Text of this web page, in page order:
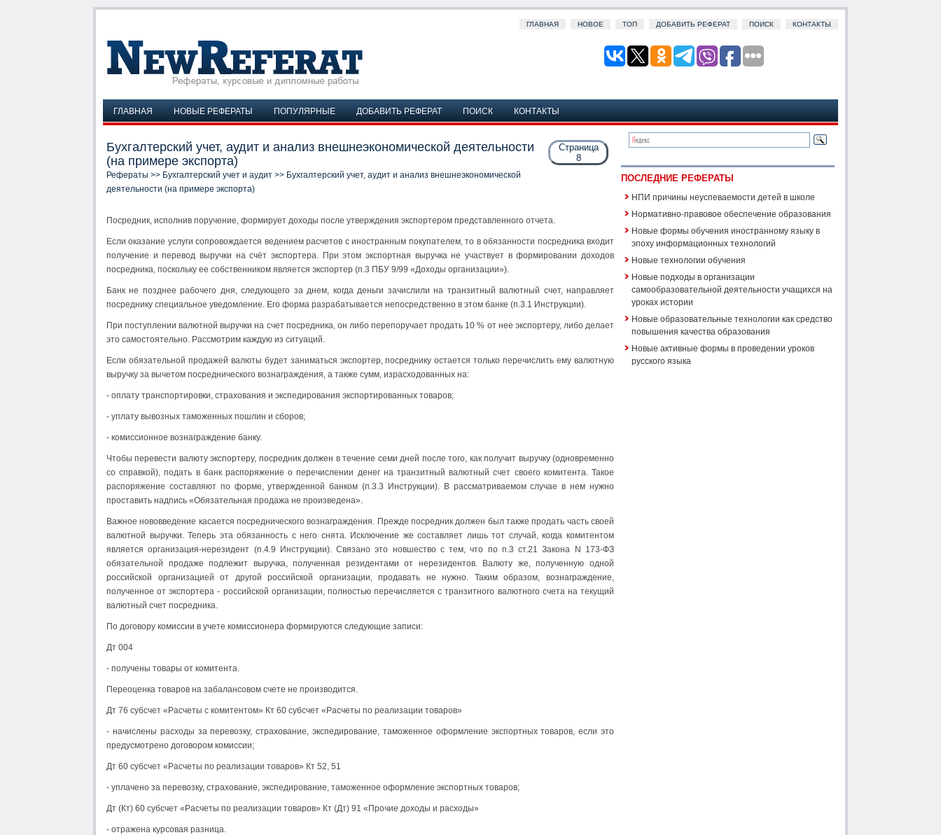
ГЛАВНАЯ НОВОЕ ТОП ДОБАВИТЬ РЕФЕРАТ ПОИСК КОНТАКТЫ
ГЛАВНАЯ НОВЫЕ РЕФЕРАТЫ ПОПУЛЯРНЫЕ ДОБАВИТЬ РЕФЕРАТ ПОИСК КОНТАКТЫ
Страница
8
Бухгалтерский учет, аудит и анализ внешнеэкономической деятельности
(на примере экспорта)
Рефераты >> Бухгалтерский учет и аудит >> Бухгалтерский учет, аудит и анализ внешнеэкономической
деятельности (на примере экспорта)
Посредник, исполнив поручение, формирует доходы после утверждения экспортером представленного отчета.
Если оказание услуги сопровождается ведением расчетов с иностранным покупателем, то в обязанности посредника входит
получение и перевод выручки на счёт экспортера. При этом экспортная выручка не участвует в формировании доходов
посредника, поскольку ее собственником является экспортер (п.3 ПБУ 9/99 «Доходы организации»).
Банк не позднее рабочего дня, следующего за днем, когда деньги зачислили на транзитный валютный счет, направляет
посреднику специальное уведомление. Его форма разрабатывается непосредственно в этом банке (п.3.1 Инструкции).
При поступлении валютной выручки на счет посредника, он либо перепоручает продать 10 % от нее экспортеру, либо делает
это самостоятельно. Рассмотрим каждую из ситуаций.
Если обязательной продажей валюты будет заниматься экспортер, посреднику остается только перечислить ему валютную
выручку за вычетом посреднического вознаграждения, а также сумм, израсходованных на:
- оплату транспортировки, страхования и экспедирования экспортированных товаров;
- уплату вывозных таможенных пошлин и сборов;
- комиссионное вознаграждение банку.
Чтобы перевести валюту экспортеру, посредник должен в течение семи дней после того, как получит выручку (одновременно
со справкой), подать в банк распоряжение о перечислении денег на транзитный валютный счет своего комитента. Такое
распоряжение составляют по форме, утвержденной банком (п.3.3 Инструкции). В рассматриваемом случае в нем нужно
проставить надпись «Обязательная продажа не произведена».
Важное нововведение касается посреднического вознаграждения. Прежде посредник должен был также продать часть своей
валютной выручки. Теперь эта обязанность с него снята. Исключение же составляет лишь тот случай, когда комитентом
является организация-нерезидент (п.4.9 Инструкции). Связано это новшество с тем, что по п.3 ст.21 Закона N 173-ФЗ
обязательной продаже подлежит выручка, полученная резидентами от нерезидентов. Валюту же, полученную одной
российской организацией от другой российской организации, продавать не нужно. Таким образом, вознаграждение,
полученное от экспортера - российской организации, полностью перечисляется с транзитного валютного счета на текущий
валютный счет посредника.
По договору комиссии в учете комиссионера формируются следующие записи:
Дт 004
- получены товары от комитента.
Переоценка товаров на забалансовом счете не производится.
Дт 76 субсчет «Расчеты с комитентом» Кт 60 субсчет «Расчеты по реализации товаров»
- начислены расходы за перевозку, страхование, экспедирование, таможенное оформление экспортных товаров, если это
предусмотрено договором комиссии;
Дт 60 субсчет «Расчеты по реализации товаров» Кт 52, 51
- уплачено за перевозку, страхование, экспедирование, таможенное оформление экспортных товаров;
Дт (Кт) 60 субсчет «Расчеты по реализации товаров» Кт (Дт) 91 «Прочие доходы и расходы»
- отражена курсовая разница.
ПОСЛЕДНИЕ РЕФЕРАТЫ
НПИ причины неуспеваемости детей в школе
Нормативно-правовое обеспечение образования
Новые формы обучения иностранному языку в
эпоху информационных технологий
Новые технологии обучения
Новые подходы в организации
самообразовательной деятельности учащихся на
уроках истории
Новые образовательные технологии как средство
повышения качества образования
Новые активные формы в проведении уроков
русского языка